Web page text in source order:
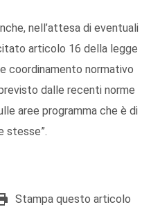
nell’attesa di eventuali
articolo 16 della legge
coordinamento normativo
dalle recenti norme
aree programma che è di
stesse”.
Stampa questo articolo